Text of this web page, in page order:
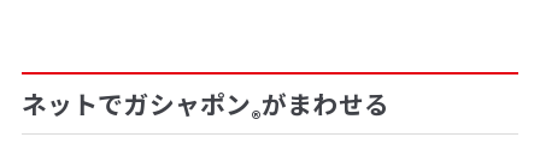
ネットでガシャポン®がまわせる